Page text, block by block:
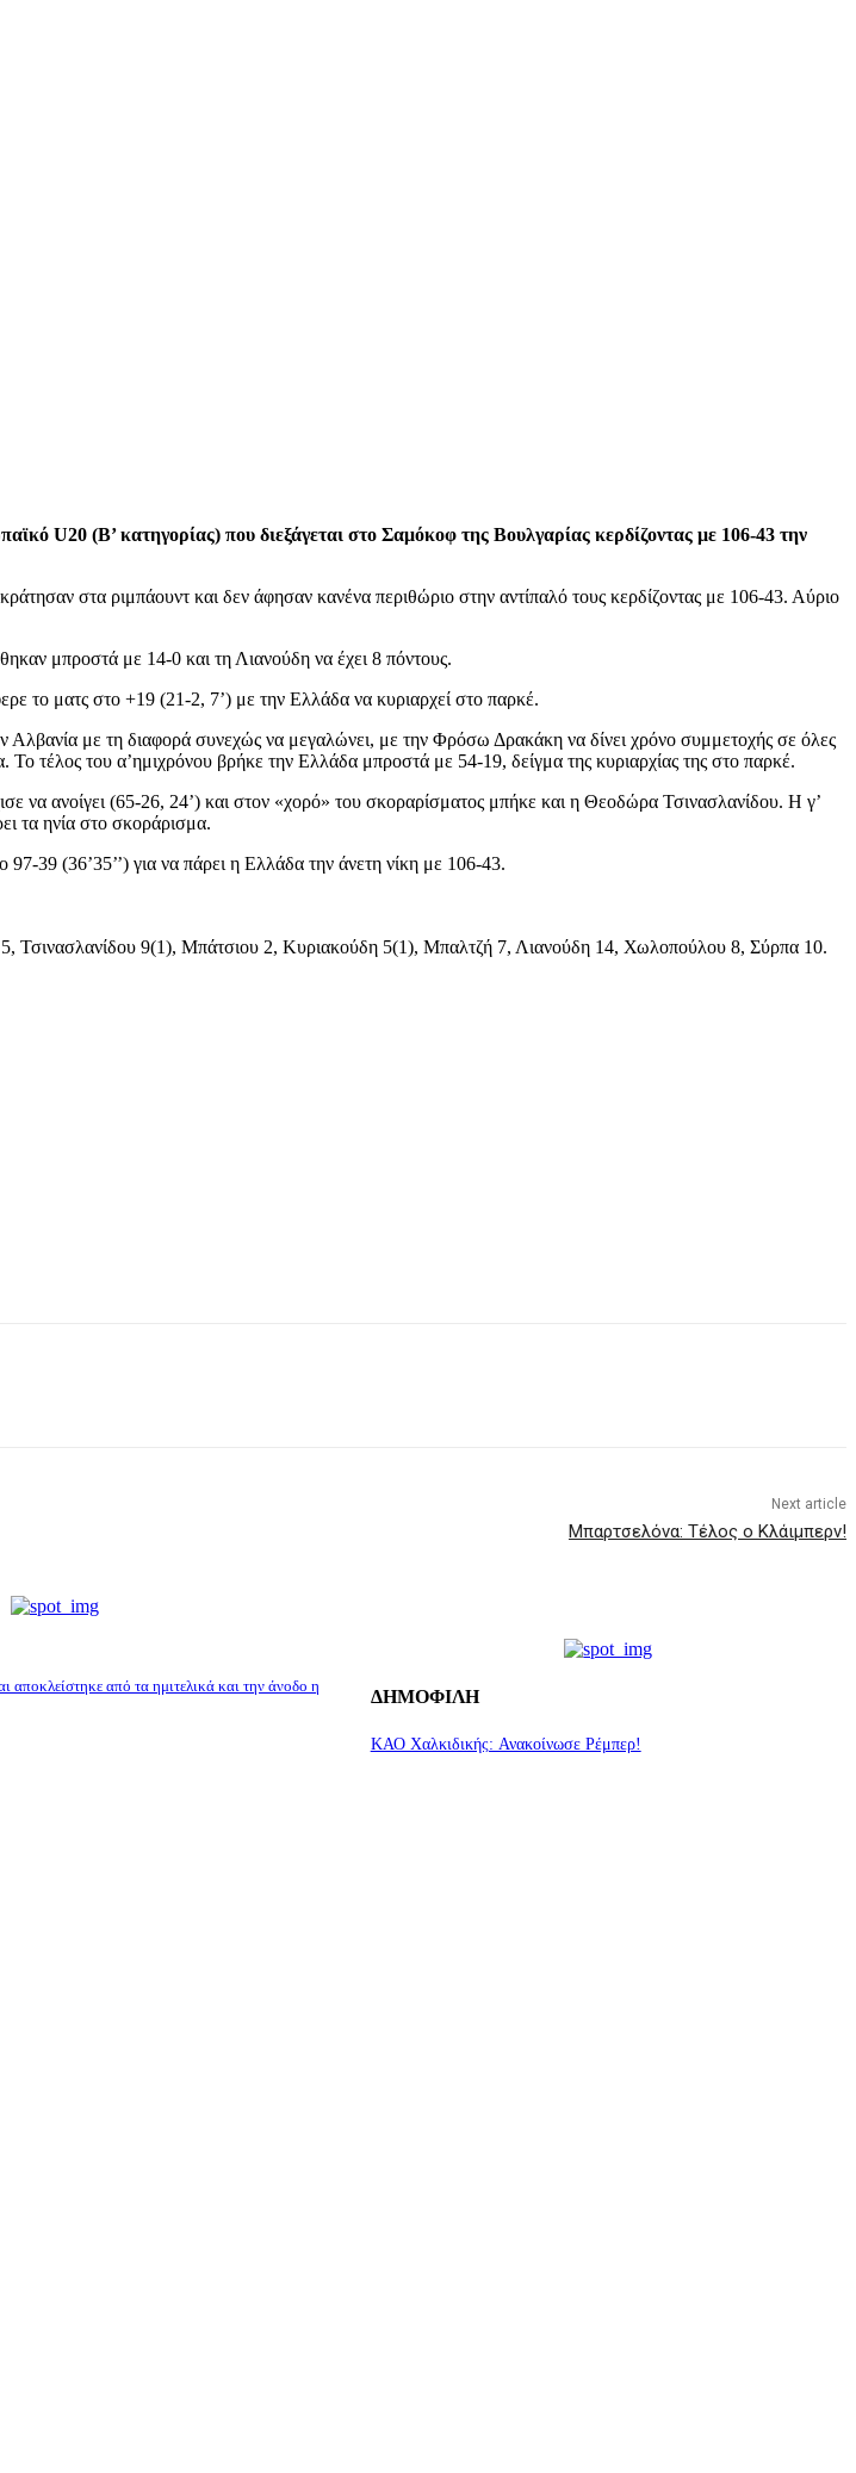
U20 (Β’ κατηγορίας) που διεξάγεται στο Σαμόκοφ της Βουλγαρίας κερδίζοντας με 106-43 την
στα ριμπάουντ και δεν άφησαν κανένα περιθώριο στην αντίπαλό τους κερδίζοντας με 106-43. Αύριο
μπροστά με 14-0 και τη Λιανούδη να έχει 8 πόντους.
το ματς στο +19 (21-2, 7’) με την Ελλάδα να κυριαρχεί στο παρκέ.
με τη διαφορά συνεχώς να μεγαλώνει, με την Φρόσω Δρακάκη να δίνει χρόνο συμμετοχής σε όλες
Το τέλος του α’ημιχρόνου βρήκε την Ελλάδα μπροστά με 54-19, δείγμα της κυριαρχίας της στο παρκέ.
να ανοίγει (65-26, 24’) και στον «χορό» του σκοραρίσματος μπήκε και η Θεοδώρα Τσινασλανίδου. Η γ’
τα ηνία στο σκοράρισμα.
39 (36’35’’) για να πάρει η Ελλάδα την άνετη νίκη με 106-43.
Τσινασλανίδου 9(1), Μπάτσιου 2, Κυριακούδη 5(1), Μπαλτζή 7, Λιανούδη 14, Χωλοπούλου 8, Σύρπα 10.
Next article
Μπαρτσελόνα: Τέλος ο Κλάιμπερν!
αποκλείστηκε από τα ημιτελικά και την άνοδο η
ΔΗΜΟΦΙΛΗ
ΚΑΟ Χαλκιδικής: Ανακοίνωσε Ρέμπερ!